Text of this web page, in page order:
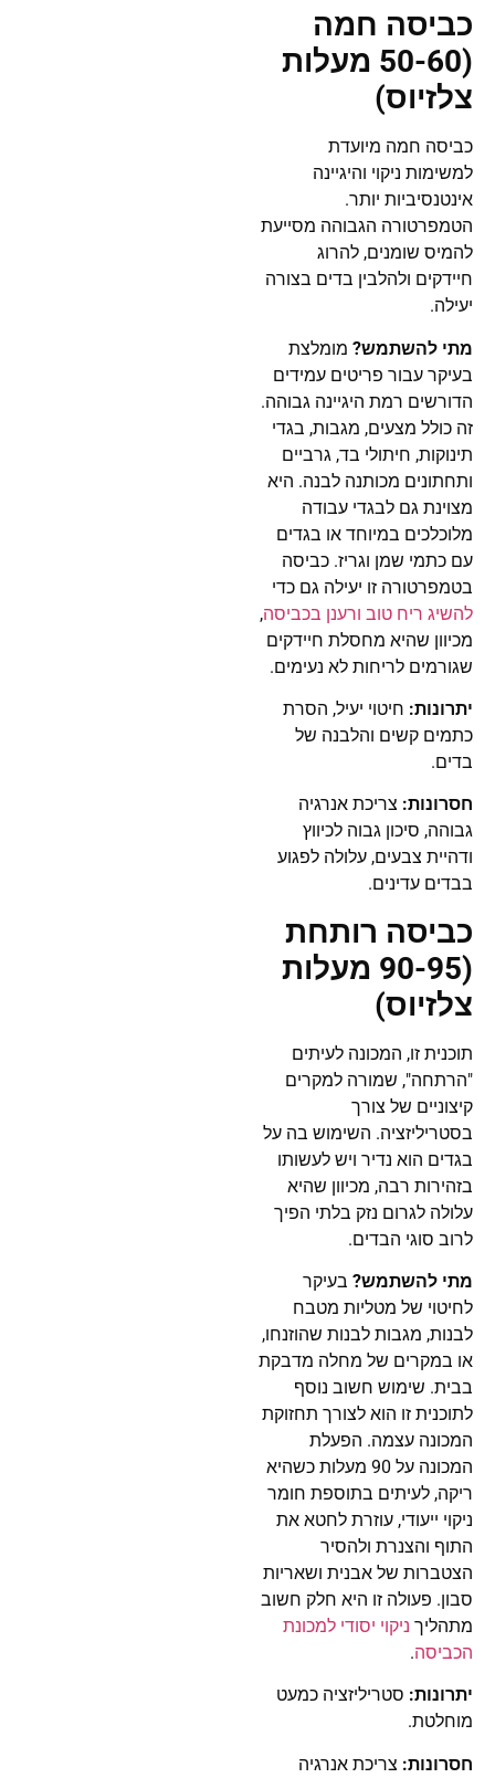
כביסה חמה
(50-60 מעלות
צלזיוס)
כביסה חמה מיועדת
למשימות ניקוי והיגיינה
אינטנסיביות יותר.
הטמפרטורה הגבוהה מסייעת
להמיס שומנים, להרוג
חיידקים ולהלבין בדים בצורה
יעילה.
מתי להשתמש? מומלצת
בעיקר עבור פריטים עמידים
הדורשים רמת היגיינה גבוהה.
זה כולל מצעים, מגבות, בגדי
תינוקות, חיתולי בד, גרביים
ותחתונים מכותנה לבנה. היא
מצוינת גם לבגדי עבודה
מלוכלכים במיוחד או בגדים
עם כתמי שמן וגריז. כביסה
בטמפרטורה זו יעילה גם כדי
להשיג ריח טוב ורענן בכביסה,
מכיוון שהיא מחסלת חיידקים
שגורמים לריחות לא נעימים.
יתרונות: חיטוי יעיל, הסרת
כתמים קשים והלבנה של
בדים.
חסרונות: צריכת אנרגיה
גבוהה, סיכון גבוה לכיווץ
ודהיית צבעים, עלולה לפגוע
בבדים עדינים.
כביסה רותחת
(90-95 מעלות
צלזיוס)
תוכנית זו, המכונה לעיתים
"הרתחה", שמורה למקרים
קיצוניים של צורך
בסטריליזציה. השימוש בה על
בגדים הוא נדיר ויש לעשותו
בזהירות רבה, מכיוון שהיא
עלולה לגרום נזק בלתי הפיך
לרוב סוגי הבדים.
מתי להשתמש? בעיקר
לחיטוי של מטליות מטבח
לבנות, מגבות לבנות שהוזנחו,
או במקרים של מחלה מדבקת
בבית. שימוש חשוב נוסף
לתוכנית זו הוא לצורך תחזוקת
המכונה עצמה. הפעלת
המכונה על 90 מעלות כשהיא
ריקה, לעיתים בתוספת חומר
ניקוי ייעודי, עוזרת לחטא את
התוף והצנרת ולהסיר
הצטברות של אבנית ושאריות
סבון. פעולה זו היא חלק חשוב
מתהליך ניקוי יסודי למכונת
הכביסה.
יתרונות: סטריליזציה כמעט
מוחלטת.
חסרונות: צריכת אנרגיה